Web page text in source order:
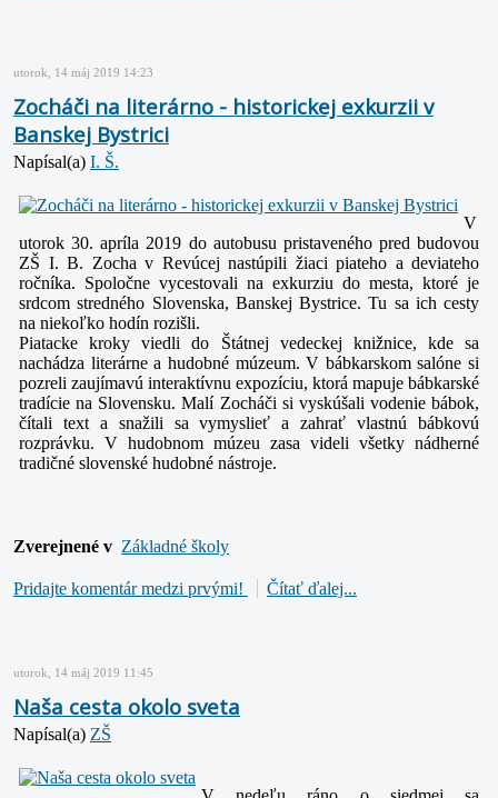
utorok, 14 máj 2019 14:23
Zocháči na literárno - historickej exkurzii v
Banskej Bystrici
Napísal(a) I. Š.
V
utorok 30. apríla 2019 do autobusu pristaveného pred budovou
ZŠ I. B. Zocha v Revúcej nastúpili žiaci piateho a deviateho
ročníka. Spoločne vycestovali na exkurziu do mesta, ktoré je
srdcom stredného Slovenska, Banskej Bystrice. Tu sa ich cesty
na niekoľko hodín rozišli.
Piatacke kroky viedli do Štátnej vedeckej knižnice, kde sa
nachádza literárne a hudobné múzeum. V bábkarskom salóne si
pozreli zaujímavú interaktívnu expozíciu, ktorá mapuje bábkarské
tradície na Slovensku. Malí Zocháči si vyskúšali vodenie bábok,
čítali text a snažili sa vymyslieť a zahrať vlastnú bábkovú
rozprávku. V hudobnom múzeu zasa videli všetky nádherné
tradičné slovenské hudobné nástroje.
Zverejnené v Základné školy
Pridajte komentár medzi prvými! Čítať ďalej...
utorok, 14 máj 2019 11:45
Naša cesta okolo sveta
Napísal(a) ZŠ